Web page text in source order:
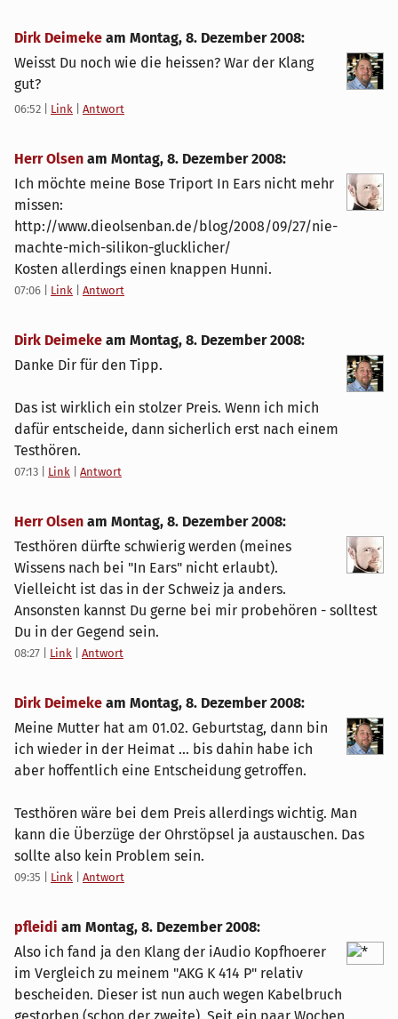
Dirk Deimeke am Montag, 8. Dezember 2008:
Weisst Du noch wie die heissen? War der Klang
gut?
06:52 Link Antwort
Herr Olsen am Montag, 8. Dezember 2008:
Ich möchte meine Bose Triport In Ears nicht mehr
missen:
http://www.dieolsenban.de/blog/2008/09/27/nie-
machte-mich-silikon-glucklicher/
Kosten allerdings einen knappen Hunni.
07:06 Link Antwort
Dirk Deimeke am Montag, 8. Dezember 2008:
Danke Dir für den Tipp.
Das ist wirklich ein stolzer Preis. Wenn ich mich
dafür entscheide, dann sicherlich erst nach einem
Testhören.
07:13 Link Antwort
Herr Olsen am Montag, 8. Dezember 2008:
Testhören dürfte schwierig werden (meines
Wissens nach bei "In Ears" nicht erlaubt).
Vielleicht ist das in der Schweiz ja anders.
Ansonsten kannst Du gerne bei mir probehören - solltest
Du in der Gegend sein.
08:27 Link Antwort
Dirk Deimeke am Montag, 8. Dezember 2008:
Meine Mutter hat am 01.02. Geburtstag, dann bin
ich wieder in der Heimat ... bis dahin habe ich
aber hoffentlich eine Entscheidung getroffen.
Testhören wäre bei dem Preis allerdings wichtig. Man
kann die Überzüge der Ohrstöpsel ja austauschen. Das
sollte also kein Problem sein.
09:35 Link Antwort
pfleidi am Montag, 8. Dezember 2008:
Also ich fand ja den Klang der iAudio Kopfhoerer
im Vergleich zu meinem "AKG K 414 P" relativ
bescheiden. Dieser ist nun auch wegen Kabelbruch